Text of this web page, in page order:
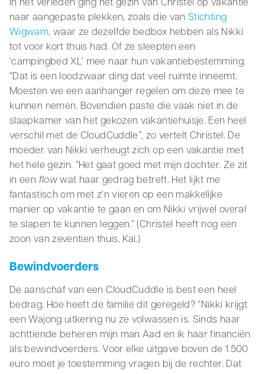
In het verleden ging het gezin van Christel op vakantie
naar aangepaste plekken, zoals die vanStichting
Wigwam, waar ze dezelfde bedbox hebben als Nikki
tot voor kort thuis had. Of ze sleepten een
‘campingbed XL’ mee naar hun vakantiebestemming.
“Dat is een loodzwaar ding dat veel ruimte inneemt.
Moesten we een aanhanger regelen om deze mee te
kunnen nemen. Bovendien paste die vaak niet in de
slaapkamer van het gekozen vakantiehuisje. Een heel
verschil met de CloudCuddle”, zo vertelt Christel. De
moeder van Nikki verheugt zich op een vakantie met
het hele gezin. “Het gaat goed met mijn dochter. Ze zit
in een flowwat haar gedrag betreft. Het lijkt me
fantastisch om met z’n vieren op een makkelijke
manier op vakantie te gaan en om Nikki vrijwel overal
te slapen te kunnen leggen.” (Christel heeft nog een
zoon van zeventien thuis, Kai.)
Bewindvoerders
De aanschaf van een CloudCuddle is best een heel
bedrag. Hoe heeft de familie dit geregeld? “Nikki krijgt
een Wajong uitkering nu ze volwassen is. Sinds haar
achttiende beheren mijn man Aad en ik haar financiën
als bewindvoerders. Voor elke uitgave boven de 1.500
euro moet je toestemming vragen bij de rechter. Dat